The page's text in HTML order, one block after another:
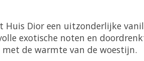
Huis Dior een uitzonderlijke
exotische noten en
de warmte van de woestijn.